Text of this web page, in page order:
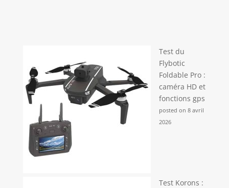
impression pêle-mêle, Fonction contrôle à
Test du
Flybotic
Foldable Pro :
caméra HD et
fonctions gps
posted on 8 avril
2026
Test Korons :